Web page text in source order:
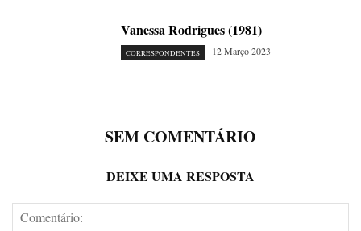
Vanessa Rodrigues (1981)
CORRESPONDENTES 12 Março 2023
SEM COMENTÁRIO
DEIXE UMA RESPOSTA